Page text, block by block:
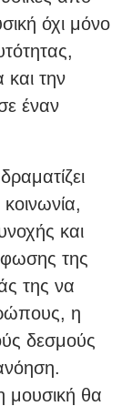
όχι μόνο
και την
έναν
και
της
της να
η
δεσμούς
μουσική θα